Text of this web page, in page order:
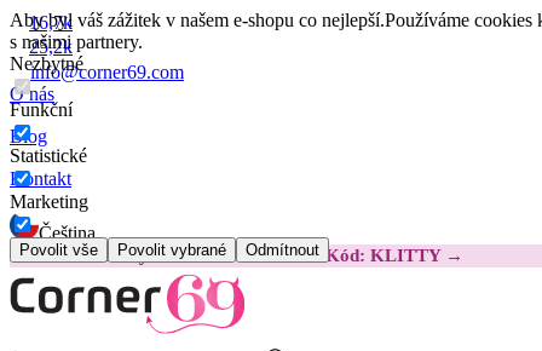
Aby byl váš zážitek v našem e-shopu co nejlepší.Používáme cookies
s našimi partnery.
Nezbytné
Funkční
Statistické
Marketing
Povolit vše Povolit vybrané Odmítnout
16,7k
25,2k
info@corner69.com
O nás
Blog
Kontakt
Čeština
😽Svakom Klitty: O 380 Kč LEVNĚJI Kód: KLITTY →